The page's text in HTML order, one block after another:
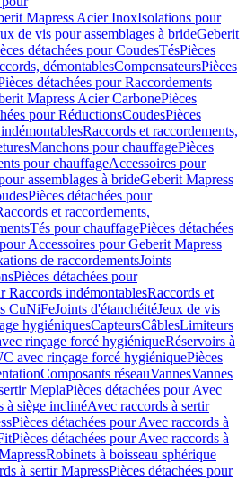
Mapress Acier InoxIsolations pour
de vis pour assemblages à brideGeberit
détachées pour CoudesTésPièces
démontablesCompensateursPièces
détachées pour Raccordements
Mapress Acier CarbonePièces
pour RéductionsCoudesPièces
Raccords et raccordements,
Manchons pour chauffagePièces
pour chauffageAccessoires pour
assemblages à brideGeberit Mapress
Pièces détachées pour
et raccordements,
Tés pour chauffagePièces détachées
Accessoires pour Geberit Mapress
de raccordementsJoints
Pièces détachées pour
Raccords indémontablesRaccords et
CuNiFeJoints d'étanchéitéJeux de vis
hygiéniquesCapteursCâblesLimiteurs
rinçage forcé hygiéniqueRéservoirs à
avec rinçage forcé hygiéniquePièces
Composants réseauVannesVannes
MeplaPièces détachées pour Avec
à siège inclinéAvec raccords à sertir
Pièces détachées pour Avec raccords à
Pièces détachées pour Avec raccords à
Robinets à boisseau sphérique
à sertir MapressPièces détachées pour